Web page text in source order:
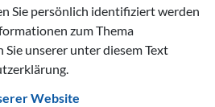
Sie persönlich identifiziert werden
zum Thema
unserer unter diesem Text
Website